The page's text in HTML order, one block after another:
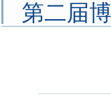
第二届